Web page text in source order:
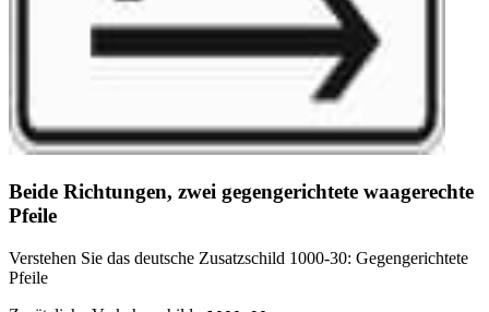
Beide Richtungen, zwei gegengerichtete waagerechte
Pfeile
Verstehen Sie das deutsche Zusatzschild 1000-30: Gegengerichtete
Pfeile